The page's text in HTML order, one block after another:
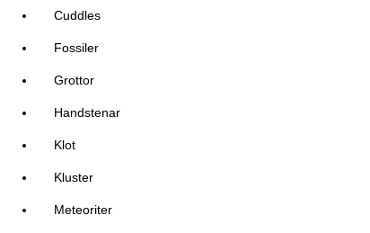
Cuddles
Fossiler
Grottor
Handstenar
Klot
Kluster
Meteoriter